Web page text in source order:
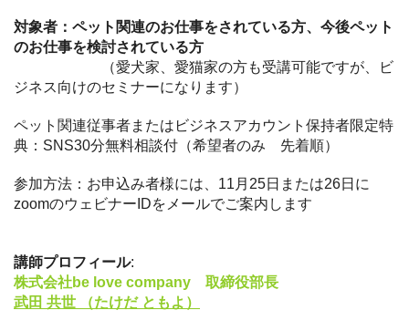
対象者：ペット関連のお仕事をされている方、今後ペット
のお仕事を検討されている方
（愛犬家、愛猫家の方も受講可能ですが、ビ
ジネス向けのセミナーになります）
ペット関連従事者またはビジネスアカウント保持者限定特
典：SNS30分無料相談付（希望者のみ 先着順）
参加方法：お申込み者様には、11月25日または26日に
zoomのウェビナーIDをメールでご案内します
講師プロフィール:
株式会社be love company 取締役部長
武田 共世 （たけだ ともよ）